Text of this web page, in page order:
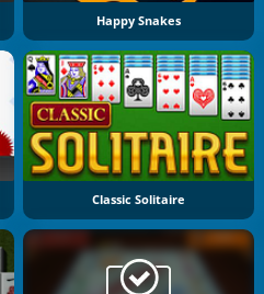
Happy Snakes
Classic Solitaire